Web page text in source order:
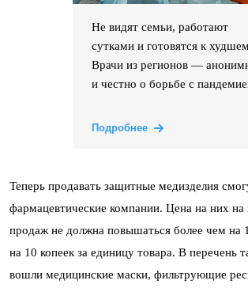
Не видят семьи, работают
сутками и готовятся к
Врачи из регионов —
и честно о борьбе с
Подробнее
Теперь продавать защитные медизделия
фармацевтические компании. Цена на них на
продаж не должна повышаться более чем на
на 10 копеек за единицу товара. В перечень
вошли медицинские маски, фильтрующие